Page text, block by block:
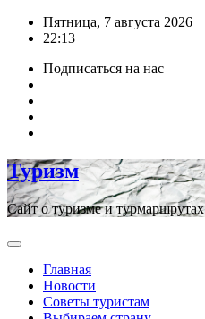
ПерейтиПятница, 7 августа 2026
22:13
Подписаться на нас
Туризм
Сайт о туризме и турмаршрутах
Главная
Новости
Советы туристам